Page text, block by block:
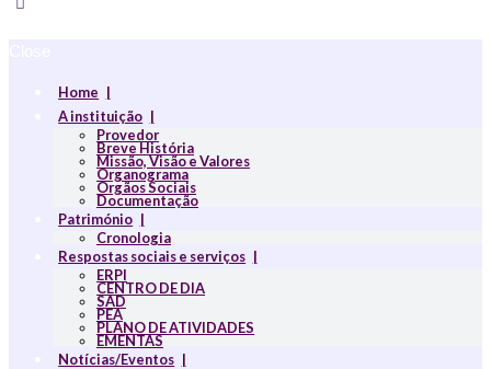
Home
A instituição
Provedor
Breve História
Missão, Visão e Valores
Organograma
Orgãos Sociais
Documentação
Património
Cronologia
Respostas sociais e serviços
ERPI
CENTRO DE DIA
SAD
PEA
PLANO DE ATIVIDADES
EMENTAS
Notícias/Eventos